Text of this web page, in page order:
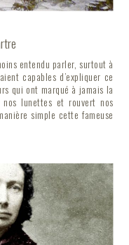
entendu parler, surtout à
capables d’expliquer ce
qui ont marqué à jamais la
nos lunettes et rouvert nos
simple cette fameuse